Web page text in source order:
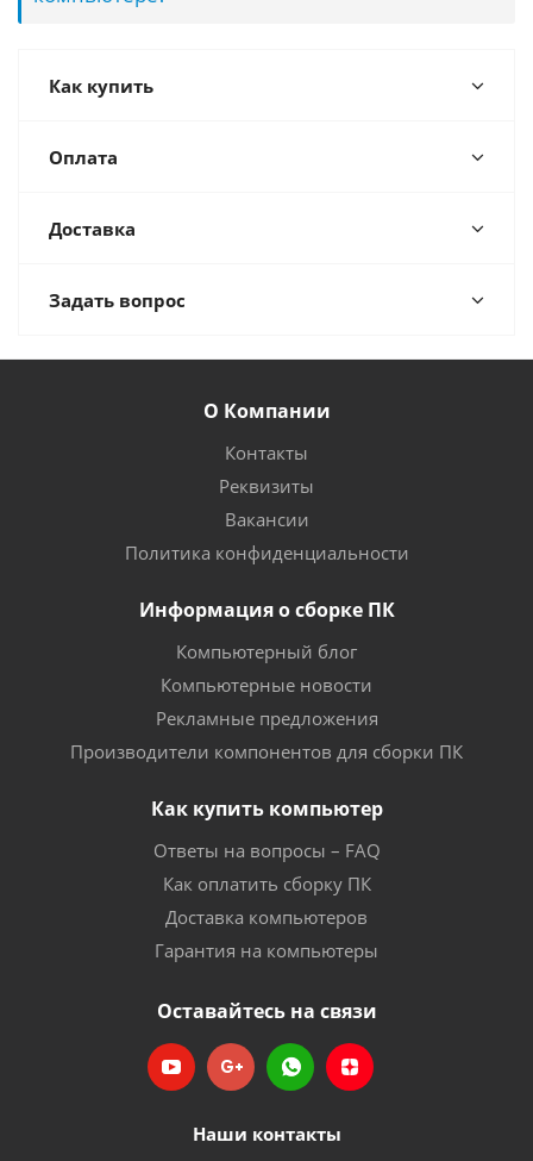
Как купить
Оплата
Доставка
Задать вопрос
О Компании
Контакты
Реквизиты
Вакансии
Политика конфиденциальности
Информация о сборке ПК
Компьютерный блог
Компьютерные новости
Рекламные предложения
Производители компонентов для сборки ПК
Как купить компьютер
Ответы на вопросы – FAQ
Как оплатить сборку ПК
Доставка компьютеров
Гарантия на компьютеры
Оставайтесь на связи
Наши контакты